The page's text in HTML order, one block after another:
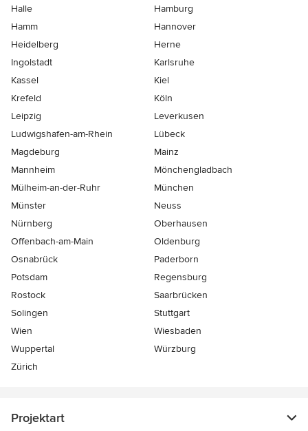
Halle
Hamburg
Hamm
Hannover
Heidelberg
Herne
Ingolstadt
Karlsruhe
Kassel
Kiel
Krefeld
Köln
Leipzig
Leverkusen
Ludwigshafen-am-Rhein
Lübeck
Magdeburg
Mainz
Mannheim
Mönchen­gladbach
Mülheim-an-der-Ruhr
München
Münster
Neuss
Nürnberg
Oberhausen
Offenbach-am-Main
Oldenburg
Osnabrück
Paderborn
Potsdam
Regensburg
Rostock
Saarbrücken
Solingen
Stuttgart
Wien
Wiesbaden
Wuppertal
Würzburg
Zürich
Projektart